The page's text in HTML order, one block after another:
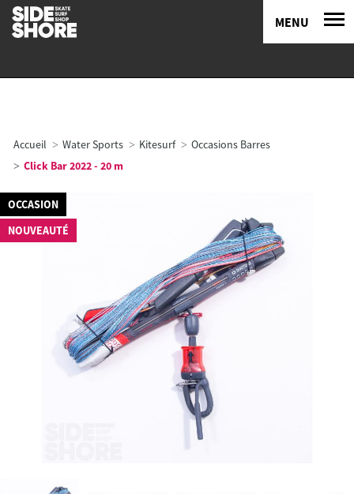
MENU
Accueil Water Sports Kitesurf
Occasions Barres
Click Bar 2022 - 20 m
OCCASION
NOUVEAUTÉ